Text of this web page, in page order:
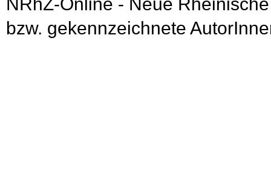
NRhZ-Online - Neue
bzw. gekennzeichnete